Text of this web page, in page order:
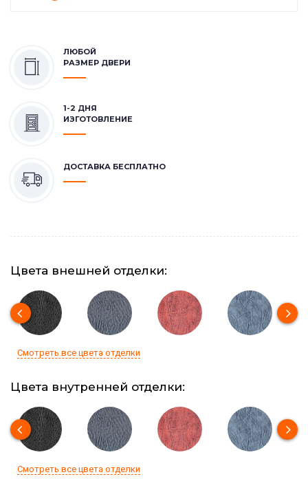
ЛЮБОЙ
РАЗМЕР ДВЕРИ
1-2 ДНЯ
ИЗГОТОВЛЕНИЕ
ДОСТАВКА БЕСПЛАТНО
Цвета внешней отделки:
Смотреть все цвета отделки
Цвета внутренней отделки:
Смотреть все цвета отделки